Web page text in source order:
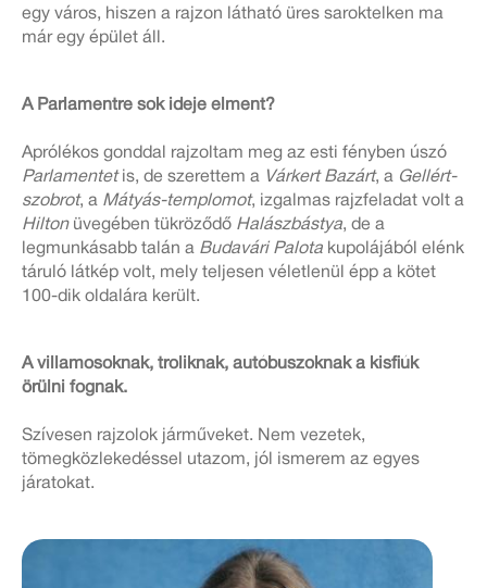
egy város, hiszen a rajzon látható üres saroktelken ma
már egy épület áll.
A Parlamentre sok ideje elment?
Aprólékos gonddal rajzoltam meg az esti fényben úszó
Parlamentetis, de szerettem a Várkert Bazárt, a Gellért-
szobrot, a Mátyás-templomot, izgalmas rajzfeladat volt a
Hiltonüvegében tükröződő Halászbástya, de a
legmunkásabb talán a Budavári Palota kupolájából elénk
táruló látkép volt, mely teljesen véletlenül épp a kötet
100-dik oldalára került.
A villamosoknak, troliknak, autóbuszoknak a kisfiúk
örülni fognak.
Szívesen rajzolok járműveket. Nem vezetek,
tömegközlekedéssel utazom, jól ismerem az egyes
járatokat.